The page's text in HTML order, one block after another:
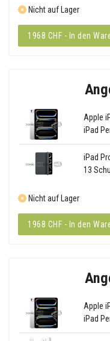
Nicht auf Lager
1968 CHF - In den
Apple
iPad
iPad
13
Nicht auf Lager
1968 CHF - In den
Apple
iPad